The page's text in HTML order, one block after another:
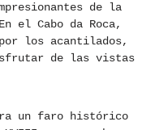
de la
el Cabo da Roca,
los acantilados,
de las vistas
un faro histórico